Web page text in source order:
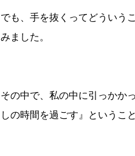
でも、手を抜くってどういう
みました。
その中で、私の中に引っかか
しの時間を過ごす』ということ